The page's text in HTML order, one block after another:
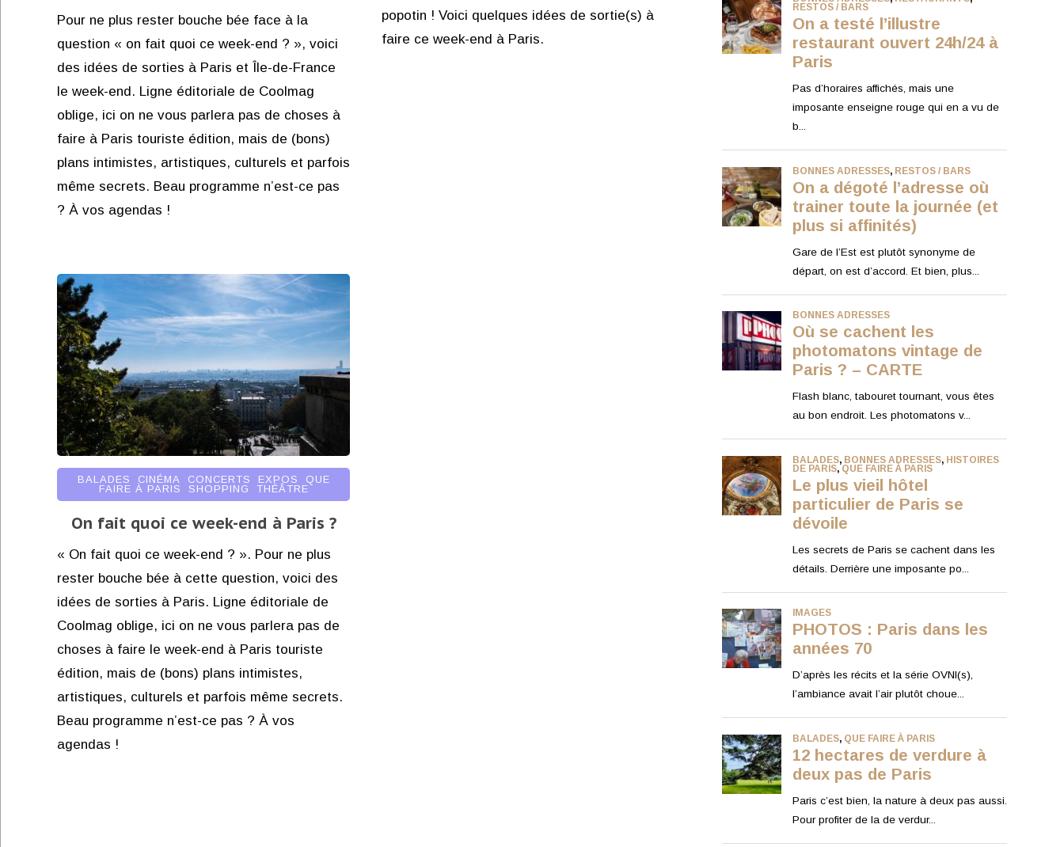
Pour ne plus rester bouche bée face à la
question « on fait quoi ce week-end ? », voici
des idées de sorties à Paris et Île-de-France
le week-end. Ligne éditoriale de Coolmag
oblige, ici on ne vous parlera pas de choses à
faire à Paris touriste édition, mais de (bons)
plans intimistes, artistiques, culturels et parfois
même secrets. Beau programme n’est-ce pas
? À vos agendas !
popotin ! Voici quelques idées de sortie(s) à
faire ce week-end à Paris.
BALADES , CINÉMA, CONCERTS , EXPOS , QUE
FAIRE À PARIS , SHOPPING , THÉÂTRE
On fait quoi ce week-end à Paris ?
« On fait quoi ce week-end ? ». Pour ne plus
rester bouche bée à cette question, voici des
idées de sorties à Paris. Ligne éditoriale de
Coolmag oblige, ici on ne vous parlera pas de
choses à faire le week-end à Paris touriste
édition, mais de (bons) plans intimistes,
artistiques, culturels et parfois même secrets.
Beau programme n’est-ce pas ? À vos
agendas !